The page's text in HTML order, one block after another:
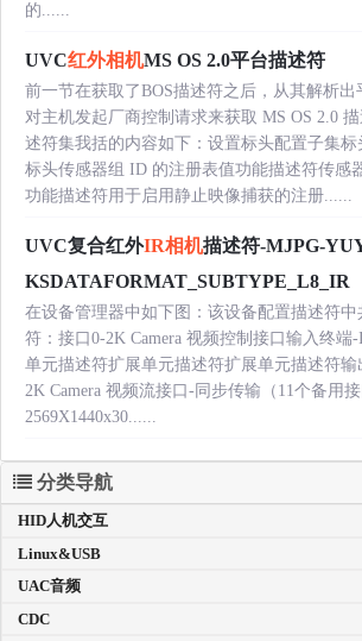
的......
UVC红外相机MS OS 2.0平台描述符
前一节在获取了BOS描述符之后，从其解析
对主机发起厂商控制请求来获取 MS OS 2.0
述符集我括的内容如下：设置标头配置子集
标头传感器组 ID 的注册表值功能描述符传感
功能描述符用于启用静止映像捕获的注册......
UVC复合红外IR相机描述符-MJPG-
KSDATAFORMAT_SUBTYPE_L8_IR
在设备管理器中如下图：该设备配置描述符中
符：接口0-2K Camera 视频控制接口输入终端
单元描述符扩展单元描述符扩展单元描述符
2K Camera 视频流接口-同步传输（11个备用
2569X1440x30......
分类导航
HID人机交互
Linux&USB
UAC音频
CDC